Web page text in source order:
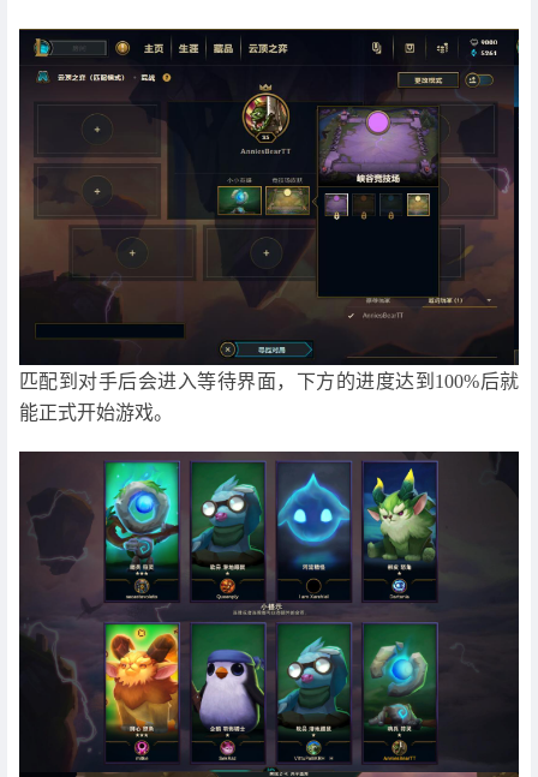
匹配到对手后会进入等待界面，下方的进度达到100%后就
能正式开始游戏。